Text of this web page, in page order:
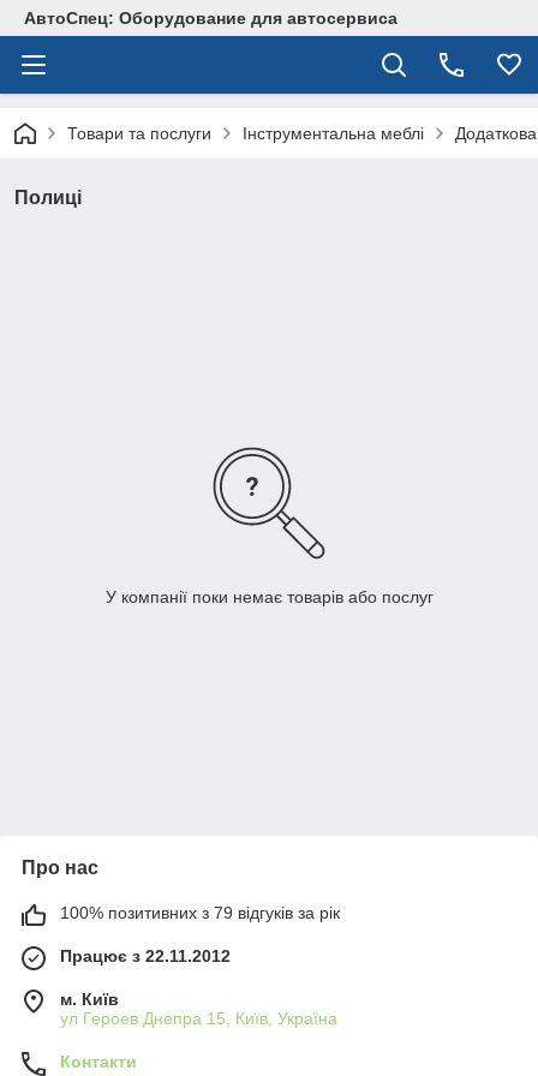
АвтоСпец: Оборудование для автосервиса
Товари та послуги Інструментальна меблі
Полиці
У компанії поки немає товарів або послуг
Про нас
100% позитивних з 79 відгуків за рік
Працює з 22.11.2012
м. Київ
ул Героев Днепра 15, Київ, Україна
Контакти